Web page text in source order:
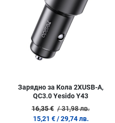
Зарядно за Кола 2XUSB-A,
QC3.0 Yesido Y43
16,35 € / 31,98 лв.
15,21 € / 29,74 лв.